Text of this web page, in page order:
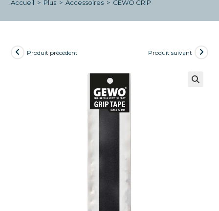
Accueil > Plus > Accessoires > GEWO GRIP
Produit précédent Produit suivant